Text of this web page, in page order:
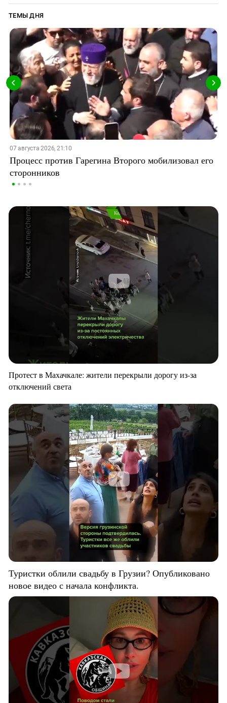
ТЕМЫ ДНЯ
07 августа 2026, 21:10
Процесс против Гарегина Второго мобилизовал его
сторонников
Протест в Махачкале: жители перекрыли дорогу из-за
отключений света
Туристки облили свадьбу в Грузии? Опубликовано
новое видео с начала конфликта.